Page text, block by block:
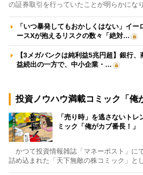
の証券取引を行っていたことが明らかにな
「いつ暴発してもおかしくはない」イ
ースXが抱えるリスクの数々「絶対…
【3メガバンクは純利益5兆円超】銀行
益続出の一方で、中小企業・…
投資ノウハウ満載コミック「俺
「売り時」を逃さないト
ミック「俺がカブ番長！」
かつて投資情報雑誌「マネーポスト」に
詰め込まれた「天下無敵の株コミック」と